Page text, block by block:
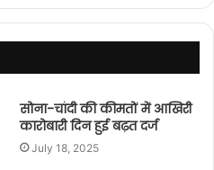
सोना-चांदी की कीमतों में आखिरी
कारोबारी दिन हुई बढ़त दर्ज
July 18, 2025